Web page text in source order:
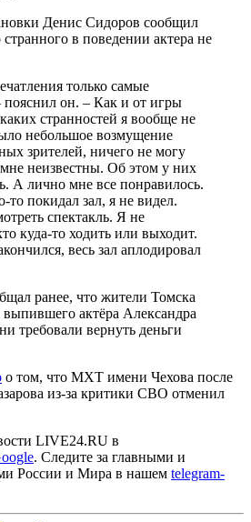
Денис Сидоров сообщил
странного в поведении актера не
только самые
он. – Как и от игры
странностей я вообще не
небольшое возмущение
зрителей, ничего не могу
неизвестны. Об этом у них
А лично мне все понравилось.
то покидал зал, я не видел.
спектакль. Я не
куда-то ходить или выходит.
весь зал аплодировал
ранее, что жители Томска
актёра Александра
требовали вернуть деньги
о том, что МХТ имени Чехова после
из-за критики СВО отменил
LIVE24.RU в
. Следите за главными и
России и Мира в нашем telegram-